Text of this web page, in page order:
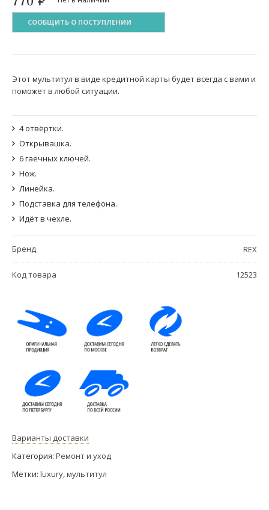
СООБЩИТЬ О ПОСТУПЛЕНИИ
Этот мультитул в виде кредитной карты будет всегда с вами и
поможет в любой ситуации.
4 отвёртки.
Открывашка.
6 гаечных ключей.
Нож.
Линейка.
Подставка для телефона.
Идёт в чехле.
Бренд REX
Код товара 12523
Варианты доставки
Категория: Ремонт и уход
Метки: luxury,мультитул